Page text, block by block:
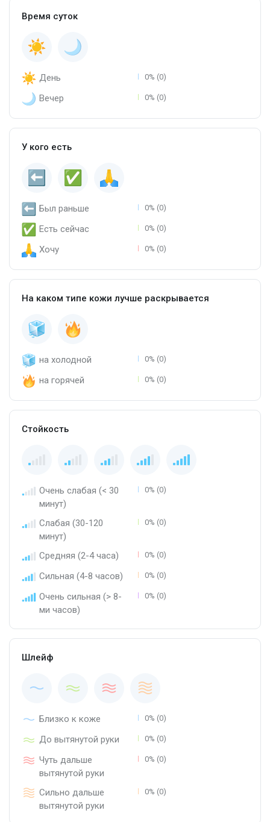
Время суток
День 0% (0)
Вечер 0% (0)
У кого есть
Был раньше 0% (0)
Есть сейчас 0% (0)
Хочу 0% (0)
На каком типе кожи лучше раскрывается
на холодной 0% (0)
на горячей 0% (0)
Стойкость
Очень слабая (< 30
минут)
0% (0)
Слабая (30-120
минут)
0% (0)
Средняя (2-4 часа) 0% (0)
Сильная (4-8 часов) 0% (0)
Очень сильная (> 8-
ми часов)
0% (0)
Шлейф
Близко к коже 0% (0)
До вытянутой руки 0% (0)
Чуть дальше
вытянутой руки
0% (0)
Сильно дальше
вытянутой руки
0% (0)